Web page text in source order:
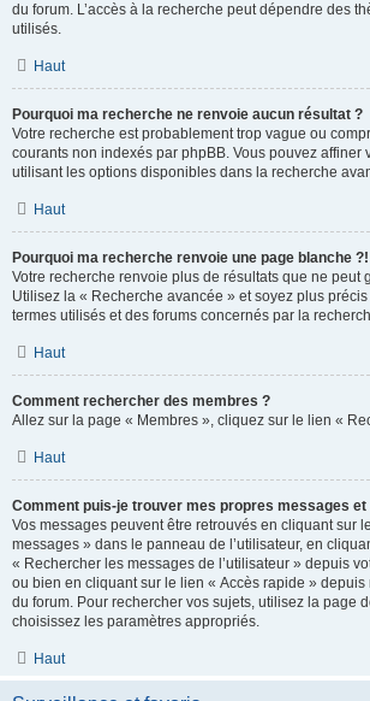
du forum. L’accès à la recherche peut dépendre des
utilisés.
Haut
Pourquoi ma recherche ne renvoie aucun résultat ?
Votre recherche est probablement trop vague ou
courants non indexés par phpBB. Vous pouvez affiner
utilisant les options disponibles dans la recherche
Haut
Pourquoi ma recherche renvoie une page blanche ?!
Votre recherche renvoie plus de résultats que ne peut
Utilisez la « Recherche avancée » et soyez plus
termes utilisés et des forums concernés par la
Haut
Comment rechercher des membres ?
Allez sur la page « Membres », cliquez sur le lien «
Haut
Comment puis-je trouver mes propres messages et
Vos messages peuvent être retrouvés en cliquant sur
messages » dans le panneau de l’utilisateur, en
« Rechercher les messages de l’utilisateur » depuis
ou bien en cliquant sur le lien « Accès rapide » depuis
du forum. Pour rechercher vos sujets, utilisez la page
choisissez les paramètres appropriés.
Haut